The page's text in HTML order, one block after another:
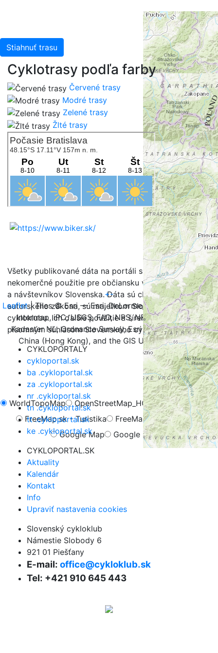
WorldTopoMap OpenStreetMap_HOT
OpenCycleMap
FreeMap.sk - Turistika
FreeMap.sk - Cyklistika
Google Map
Google Hybrid
+-
Leaflet| Tiles © Esri — Esri, DeLorme, NAVTEQ, TomTom,
Intermap, iPC, USGS, FAO, NPS, NRCAN, GeoBase,
Kadaster NL, Ordnance Survey, Esri Japan, METI, Esri
China (Hong Kong), and the GIS User Community
Stiahnuť trasu
Cyklotrasy podľa farby
Červené trasy
Modré trasy
Zelené trasy
Žlté trasy
Všetky publikované dáta na portáli sú určené na
nekomerčné použitie pre občiansku verejnosť, turistov
a návštevníkov Slovenska. Dáta sú chránené v zmysle
autorského zákona, sú majetkom Slovenského
cykloklubu. Ich ďalšie použitie a šírenie je možné iba s
písomným súhlasom Slovenského cykloklubu.
CYKLOPORTALY
cykloportal.sk
ba .cykloportal.sk
za .cykloportal.sk
nr .cykloportal.sk
tn .cykloportal.sk
tt .cykloportal.sk
ke .cykloportal.sk
CYKLOPORTAL.SK
Aktuality
Kalendár
Kontakt
Info
Upraviť nastavenia cookies
Slovenský cykloklub
Námestie Slobody 6
921 01 Piešťany
E-mail: office@cykloklub.sk
Tel: +421 910 645 443